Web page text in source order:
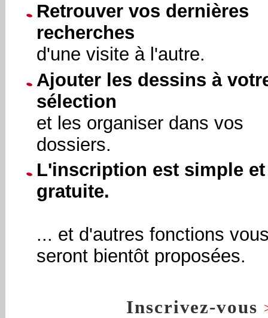
Retrouver vos dernières
recherches
d'une visite à l'autre.
Ajouter les dessins à
sélection
et les organiser dans vos
dossiers.
L'inscription est simple et
gratuite.
... et d'autres fonctions
seront bientôt proposées.
Inscrivez-vous